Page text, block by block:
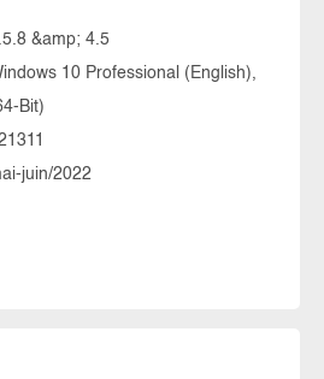
&amp; 4.5
10 Professional (English),
Bit)
juin/2022